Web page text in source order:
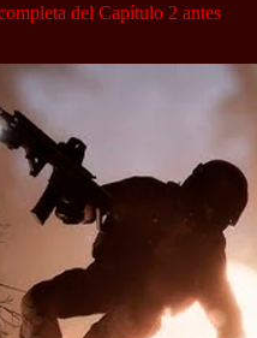
del Capítulo 2 antes